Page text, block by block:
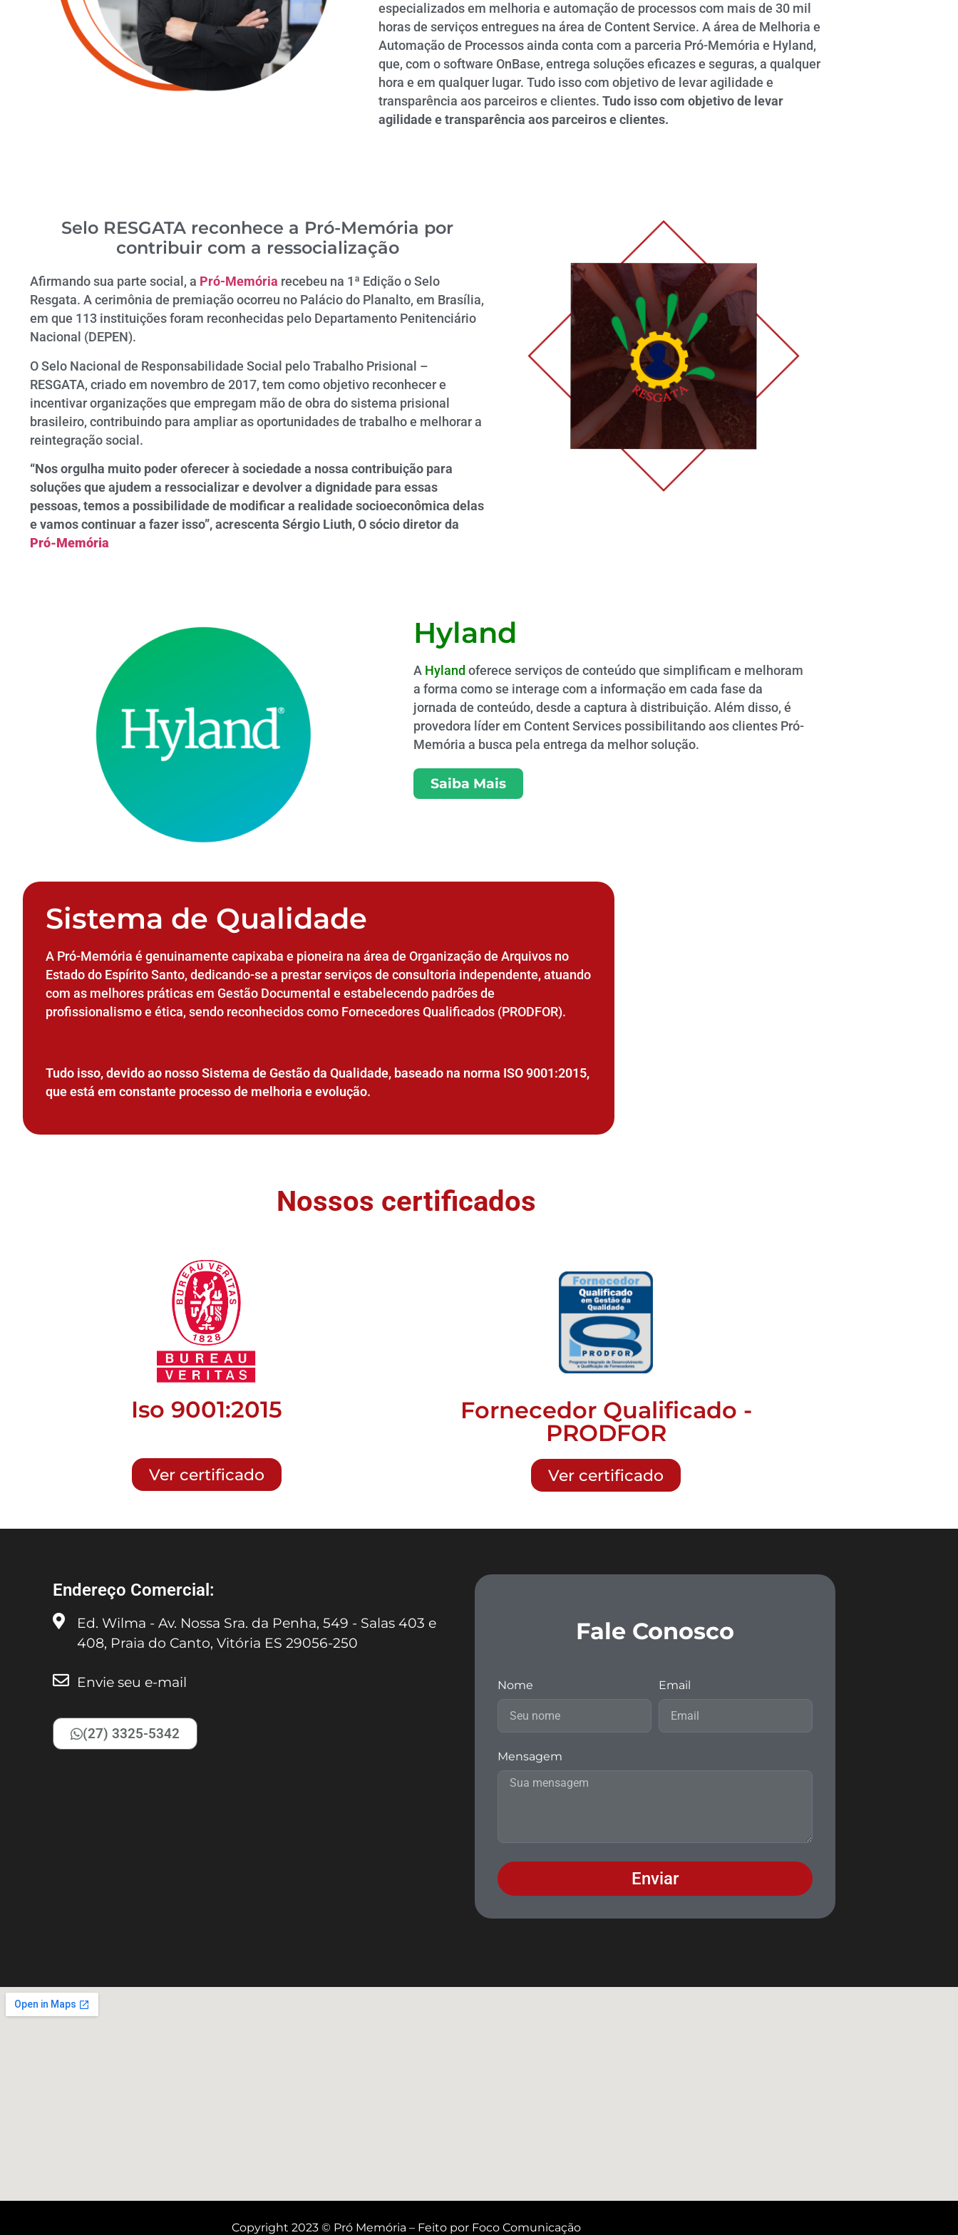
especializados em melhoria e automação de processos com mais de 30 mil
horas de serviços entregues na área de Content Service. A área de Melhoria e
Automação de Processos ainda conta com a parceria Pró-Memória e Hyland,
que, com o software OnBase, entrega soluções eficazes e seguras, a qualquer
hora e em qualquer lugar. Tudo isso com objetivo de levar agilidade e
transparência aos parceiros e clientes. Tudo isso com objetivo de levar
agilidade e transparência aos parceiros e clientes.
Selo RESGATA reconhece a Pró-Memória por
contribuir com a ressocialização
Afirmando sua parte social, a Pró-Memória recebeu na 1ª Edição o Selo
Resgata. A cerimônia de premiação ocorreu no Palácio do Planalto, em Brasília,
em que 113 instituições foram reconhecidas pelo Departamento Penitenciário
Nacional (DEPEN).
O Selo Nacional de Responsabilidade Social pelo Trabalho Prisional –
RESGATA, criado em novembro de 2017, tem como objetivo reconhecer e
incentivar organizações que empregam mão de obra do sistema prisional
brasileiro, contribuindo para ampliar as oportunidades de trabalho e melhorar a
reintegração social.
“Nos orgulha muito poder oferecer à sociedade a nossa contribuição para
soluções que ajudem a ressocializar e devolver a dignidade para essas
pessoas, temos a possibilidade de modificar a realidade socioeconômica delas
e vamos continuar a fazer isso”, acrescenta Sérgio Liuth, O sócio diretor da
Pró-Memória
Hyland
A Hyland oferece serviços de conteúdo que simplificam e melhoram
a forma como se interage com a informação em cada fase da
jornada de conteúdo, desde a captura à distribuição. Além disso, é
provedora líder em Content Services possibilitando aos clientes Pró-
Memória a busca pela entrega da melhor solução.
Saiba Mais
Sistema de Qualidade
A Pró-Memória é genuinamente capixaba e pioneira na área de Organização de Arquivos no
Estado do Espírito Santo, dedicando-se a prestar serviços de consultoria independente, atuando
com as melhores práticas em Gestão Documental e estabelecendo padrões de
profissionalismo e ética, sendo reconhecidos como Fornecedores Qualificados (PRODFOR).
Tudo isso, devido ao nosso Sistema de Gestão da Qualidade, baseado na norma ISO 9001:2015,
que está em constante processo de melhoria e evolução.
Nossos certificados
Iso 9001:2015
Ver certificado
Fornecedor Qualificado -
PRODFOR
Ver certificado
Endereço Comercial:
Ed. Wilma - Av. Nossa Sra. da Penha, 549 - Salas 403 e
408, Praia do Canto, Vitória ES 29056-250
Envie seu e-mail
(27) 3325-5342
Fale Conosco
Nome Email
Mensagem
Enviar
Copyright 2023 © Pró Memória – Feito por Foco Comunicação